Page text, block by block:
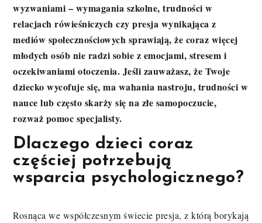
wyzwaniami – wymagania szkolne, trudności w
relacjach rówieśniczych czy presja wynikająca z
mediów społecznościowych sprawiają, że coraz więcej
młodych osób nie radzi sobie z emocjami, stresem i
oczekiwaniami otoczenia. Jeśli zauważasz, że Twoje
dziecko wycofuje się, ma wahania nastroju, trudności w
nauce lub często skarży się na złe samopoczucie,
rozważ pomoc specjalisty.
Dlaczego dzieci coraz
częściej potrzebują
wsparcia psychologicznego?
Rosnąca we współczesnym świecie presja, z którą borykają